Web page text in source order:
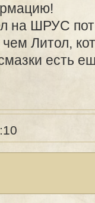
на ШРУС
Литол,
смазки есть